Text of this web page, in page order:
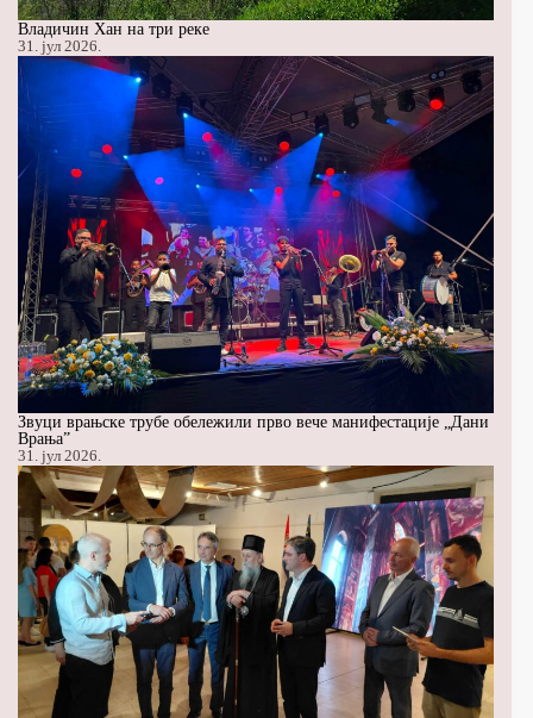
Владичин Хан на три реке
31. јул 2026.
Звуци врањске трубе обележили прво вече манифестације „Дани
Врања”
31. јул 2026.